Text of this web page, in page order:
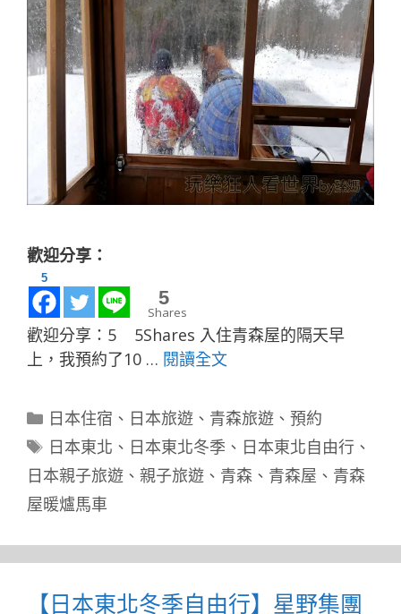
歡迎分享：
5
5
Shares
歡迎分享：5 5Shares 入住青森屋的隔天早
上，我預約了10 … 閱讀全文
分
類
日本住宿 、 日本旅遊、 青森旅遊、 預約
標
籤
日本東北 、 日本東北冬季 、 日本東北自由行、
日本親子旅遊 、 親子旅遊 、 青森 、 青森屋 、 青森
屋暖爐馬車
【日本東北冬季自由行】星野集團